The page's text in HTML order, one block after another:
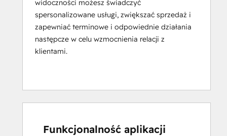
widoczności możesz świadczyć
spersonalizowane usługi, zwiększać sprzedaż i
zapewniać terminowe i odpowiednie działania
następcze w celu wzmocnienia relacji z
klientami.
Funkcjonalność aplikacji